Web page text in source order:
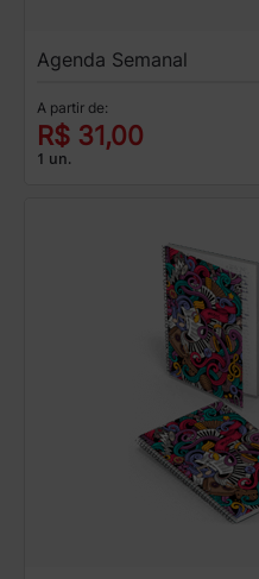
Agenda Semanal
A partir de:
R$ 31,00
1 un.